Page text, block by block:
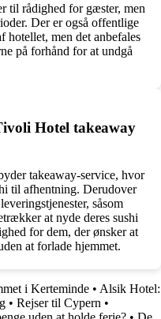
til rådighed for gæster, men
Der er også offentlige
hotellet, men det anbefales
på forhånd for at undgå
Hotel takeaway
takeaway-service, hvor
til afhentning. Derudover
såsom
at nyde deres sushi
for dem, der ønsker at
at forlade hjemmet.
i Kerteminde • Alsik Hotel:
• Rejser til Cypern •